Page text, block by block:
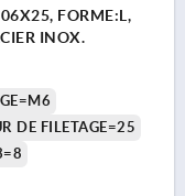
FORME:L,
INOX.
DE FILETAGE=25